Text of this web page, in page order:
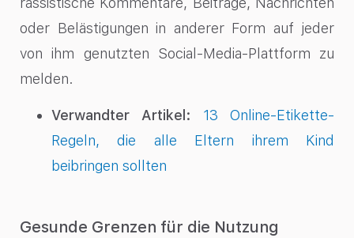
oder Belästigungen in anderer Form auf jeder
von ihm genutzten Social-Media-Plattform zu
melden.
Verwandter Artikel:
13 Online-Etikette-
Regeln, die alle Eltern ihrem Kind
beibringen sollten
Gesunde Grenzen für die Nutzung